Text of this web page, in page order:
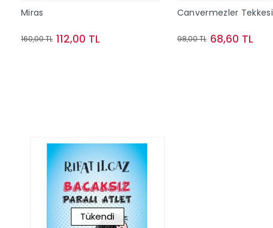
Miras
160,00 TL 112,00 TL
Canvermezler Tekkesi
98,00 TL 68,60 TL
Tükendi